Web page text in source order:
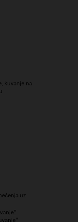
kuvanje na
uz